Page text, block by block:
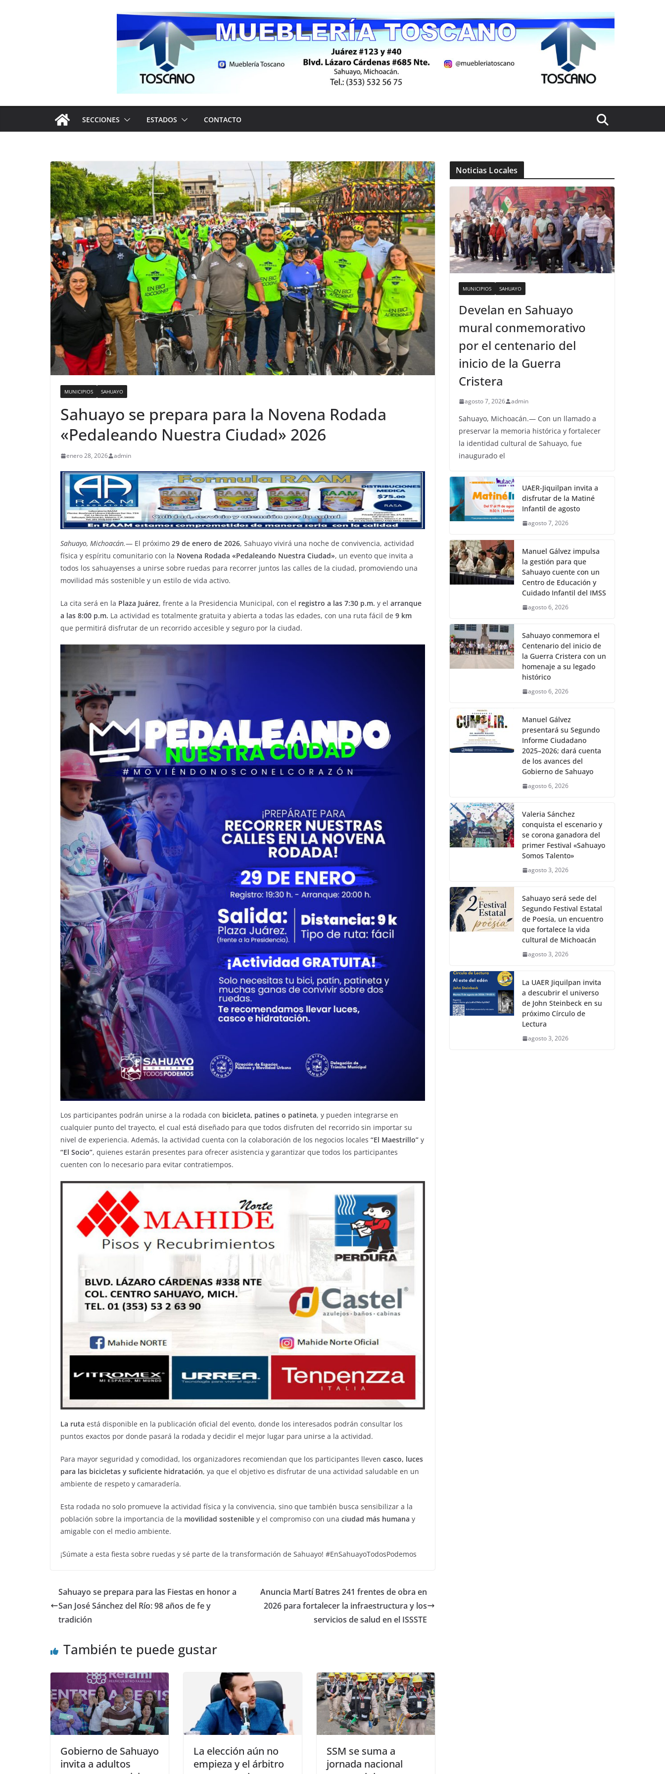
SECCIONES ESTADOS CONTACTO
MUNICIPIOS SAHUAYO
Sahuayo se prepara para la Novena Rodada
«Pedaleando Nuestra Ciudad» 2026
enero 28, 2026 admin
Sahuayo, Michoacán.— El próximo 29 de enero de 2026, Sahuayo vivirá una noche de convivencia, actividad
física y espíritu comunitario con la Novena Rodada «Pedaleando Nuestra Ciudad», un evento que invita a
todos los sahuayenses a unirse sobre ruedas para recorrer juntos las calles de la ciudad, promoviendo una
movilidad más sostenible y un estilo de vida activo.
La cita será en la Plaza Juárez, frente a la Presidencia Municipal, con el registro a las 7:30 p.m. y el arranque
a las 8:00 p.m. La actividad es totalmente gratuita y abierta a todas las edades, con una ruta fácil de 9 km
que permitirá disfrutar de un recorrido accesible y seguro por la ciudad.
Los participantes podrán unirse a la rodada con bicicleta, patines o patineta, y pueden integrarse en
cualquier punto del trayecto, el cual está diseñado para que todos disfruten del recorrido sin importar su
nivel de experiencia. Además, la actividad cuenta con la colaboración de los negocios locales “El Maestrillo” y
“El Socio”, quienes estarán presentes para ofrecer asistencia y garantizar que todos los participantes
cuenten con lo necesario para evitar contratiempos.
La ruta está disponible en la publicación oficial del evento, donde los interesados podrán consultar los
puntos exactos por donde pasará la rodada y decidir el mejor lugar para unirse a la actividad.
Para mayor seguridad y comodidad, los organizadores recomiendan que los participantes lleven casco, luces
para las bicicletas y suficiente hidratación, ya que el objetivo es disfrutar de una actividad saludable en un
ambiente de respeto y camaradería.
Esta rodada no solo promueve la actividad física y la convivencia, sino que también busca sensibilizar a la
población sobre la importancia de la movilidad sostenible y el compromiso con una ciudad más humana y
amigable con el medio ambiente.
¡Súmate a esta fiesta sobre ruedas y sé parte de la transformación de Sahuayo! #EnSahuayoTodosPodemos
Sahuayo se prepara para las Fiestas en honor a
San José Sánchez del Río: 98 años de fe y
tradición
Anuncia Martí Batres 241 frentes de obra en
2026 para fortalecer la infraestructura y los
servicios de salud en el ISSSTE
También te puede gustar
Gobierno de Sahuayo
invita a adultos
La elección aún no
empieza y el árbitro
SSM se suma a
jornada nacional
Noticias Locales
MUNICIPIOS SAHUAYO
Develan en Sahuayo
mural conmemorativo
por el centenario del
inicio de la Guerra
Cristera
agosto 7, 2026 admin
Sahuayo, Michoacán.— Con un llamado a
preservar la memoria histórica y fortalecer
la identidad cultural de Sahuayo, fue
inaugurado el
UAER-Jiquilpan invita a
disfrutar de la Matiné
Infantil de agosto
agosto 7, 2026
Manuel Gálvez impulsa
la gestión para que
Sahuayo cuente con un
Centro de Educación y
Cuidado Infantil del IMSS
agosto 6, 2026
Sahuayo conmemora el
Centenario del inicio de
la Guerra Cristera con un
homenaje a su legado
histórico
agosto 6, 2026
Manuel Gálvez
presentará su Segundo
Informe Ciudadano
2025–2026; dará cuenta
de los avances del
Gobierno de Sahuayo
agosto 6, 2026
Valeria Sánchez
conquista el escenario y
se corona ganadora del
primer Festival «Sahuayo
Somos Talento»
agosto 3, 2026
Sahuayo será sede del
Segundo Festival Estatal
de Poesía, un encuentro
que fortalece la vida
cultural de Michoacán
agosto 3, 2026
La UAER Jiquilpan invita
a descubrir el universo
de John Steinbeck en su
próximo Círculo de
Lectura
agosto 3, 2026